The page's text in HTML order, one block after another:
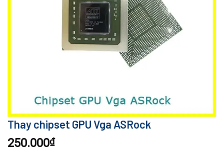
Thay chipset GPU Vga ASRock
250.000₫